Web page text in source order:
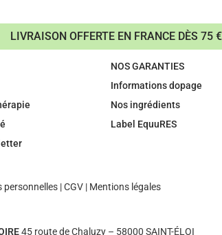
LIVRAISON OFFERTE EN FRANCE DÈS 75 €
NOS GARANTIES
Informations dopage
Nos ingrédients
Label EquuRES
personnelles|CGV| Mentions légales
45 route de Chaluzy – 58000 SAINT-ÉLOI